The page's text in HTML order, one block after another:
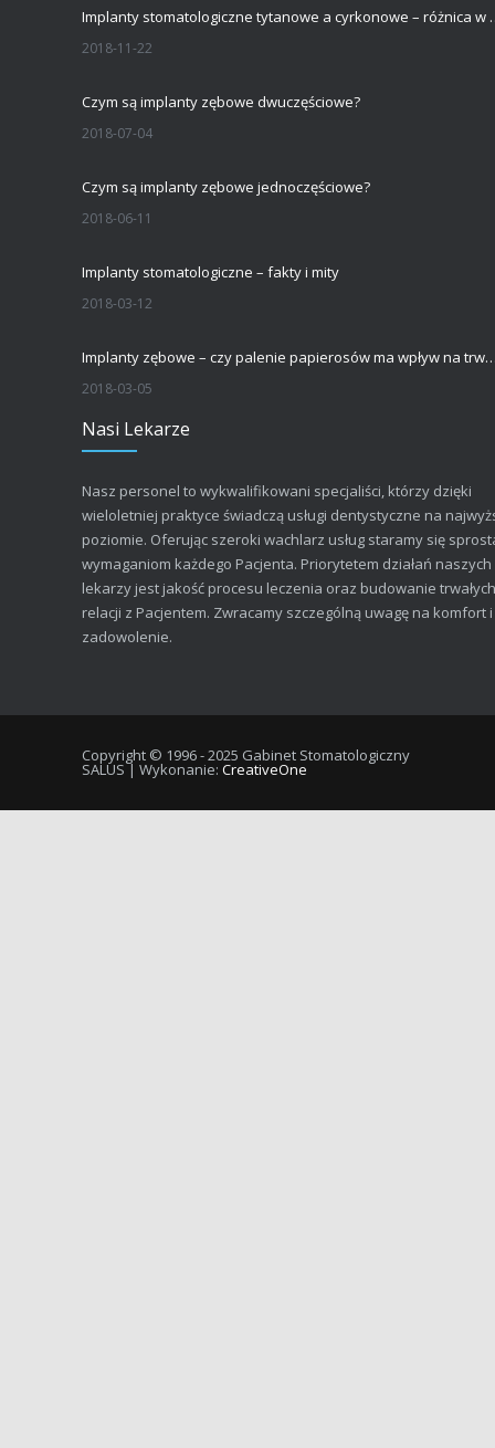
Implanty
2018-11-22
Czym są implanty zębowe dwuczęściowe?
2018-07-04
Czym są implanty zębowe jednoczęściowe?
2018-06-11
Implanty stomatologiczne – fakty i mity
2018-03-12
Implanty zębowe – czy palenie papierosów ma
2018-03-05
Nasi Lekarze
Nasz personel to wykwalifikowani specjaliści, którzy dzięki
wieloletniej praktyce świadczą usługi dentystyczne na
poziomie. Oferując szeroki wachlarz usług staramy się
wymaganiom każdego Pacjenta. Priorytetem działań naszych
lekarzy jest jakość procesu leczenia oraz budowanie trwałych
relacji z Pacjentem. Zwracamy szczególną uwagę na komfort i
zadowolenie.
Copyright © 1996 - 2025 Gabinet Stomatologiczny
SALUS | Wykonanie: CreativeOne